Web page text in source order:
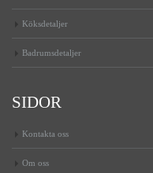
Köksdetaljer
Badrumsdetaljer
SIDOR
Kontakta oss
Om oss